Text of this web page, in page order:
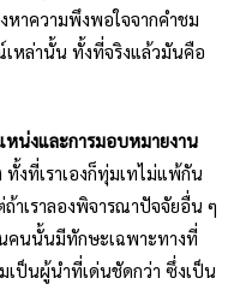
หาความพึงพอใจจากคำชม
เหล่านั้น ทั้งที่จริงแล้วมันคือ
หน่งและการมอบหมายงาน
งที่เราเองก็ทุ่มเทไม่แพ้กัน
าเราลองพิจารณาปัจจัยอื่น ๆ
คนนั้นมีทักษะเฉพาะทางที่
เป็นผู้นำที่เด่นชัดกว่า ซึ่งเป็น